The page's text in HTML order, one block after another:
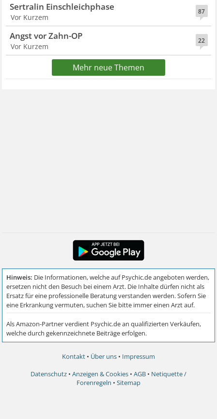
87
Sertralin Einschleichphase
Vor Kurzem
22
Angst vor Zahn-OP
Vor Kurzem
Mehr neue Themen
Kontakt • Über uns • Impressum
Datenschutz • Anzeigen & Cookies • AGB • Netiquette /
Forenregeln • Sitemap